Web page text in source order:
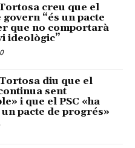
creu que el
govern “és un pacte
que no comportarà
ideològic”
diu que el
sent
i que el PSC «ha
pacte de progrés»